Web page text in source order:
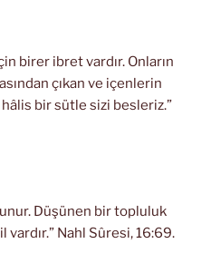
birer ibret vardır. Onların
çıkan ve içenlerin
bir sütle sizi besleriz.”
Düşünen bir topluluk
Nahl Sûresi, 16:69.